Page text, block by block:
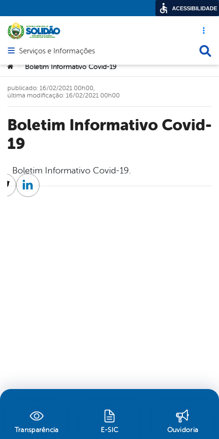
Acesso
Abrir menu principal de navegação
Serviços e Informações
Você está aqui:
> Boletim Informativo Covid-19
Boletim Informativo Covid-
19
publicado: 16/02/2021 00h00,
última modificação: 16/02/2021 00h00
Boletim Informativo Covid-19.
TwitterLinkedin
Transparência E-SIC Ouvidoria
ACESSIBILIDADE